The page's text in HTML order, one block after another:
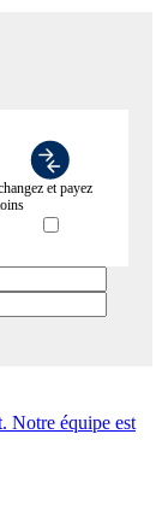
et payez
Notre équipe est